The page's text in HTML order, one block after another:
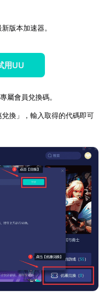
版本加速器。
用UU
屬會員兌換碼。
換」，輸入取得的代碼即可